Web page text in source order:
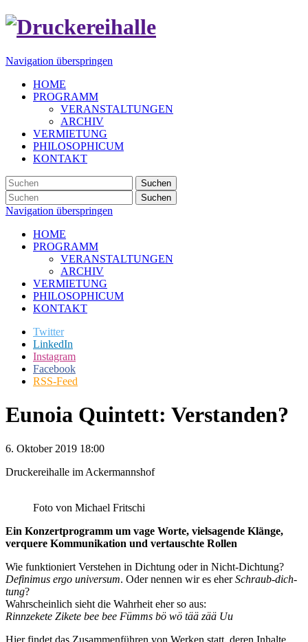
Navigation überspringen
HOME
PROGRAMM
VERANSTALTUNGEN
ARCHIV
VERMIETUNG
PHILOSOPHICUM
KONTAKT
Suchen
Suchen
Navigation überspringen
HOME
PROGRAMM
VERANSTALTUNGEN
ARCHIV
VERMIETUNG
PHILOSOPHICUM
KONTAKT
Twitter
LinkedIn
Instagram
Facebook
RSS-Feed
Eunoia Quintett: Verstanden?
6. Oktober 2019 18:00
Druckereihalle im Ackermannshof
Foto von Michael Fritschi
Ein Konzertprogramm um vage Worte, vielsagende Klänge,
verquere Kommunikation und vertauschte Rollen
Wie funktioniert Verstehen in Dichtung oder in Nicht-Dichtung?
Definimus ergo universum. Oder nennen wir es eherSchraub-dich-
tung?
Wahrscheinlich sieht die Wahrheit eher so aus:
Rinnzekete Zikete bee bee Fümms bö wö tää zää Uu
Hier findet das Zusammenführen von Werken statt, deren Inhalte